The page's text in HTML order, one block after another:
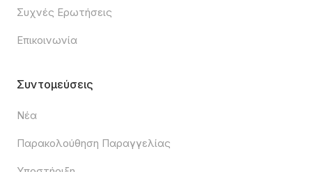
Συχνές Ερωτήσεις
Επικοινωνία
Συντομεύσεις
Νέα
Παρακολούθηση Παραγγελίας